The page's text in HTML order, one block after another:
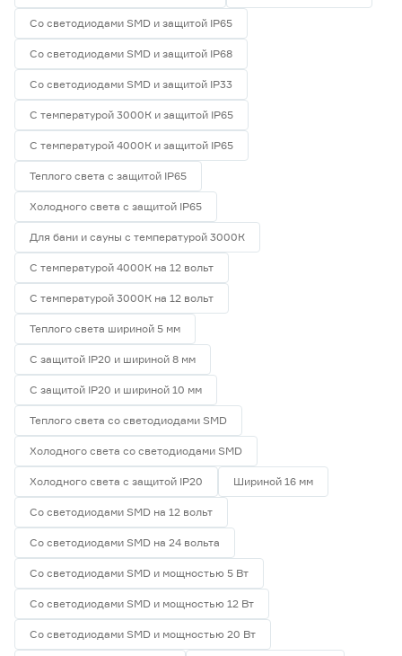
Гарантия
2 года
Со светодиодами SMD и защитой IP65
Со светодиодами SMD и защитой IP68
Со светодиодами SMD и защитой IP33
С температурой 3000К и защитой IP65
С температурой 4000К и защитой IP65
Теплого света с защитой IP65
Холодного света с защитой IP65
Для бани и сауны с температурой 3000К
С температурой 4000К на 12 вольт
С температурой 3000К на 12 вольт
Теплого света шириной 5 мм
С защитой IP20 и шириной 8 мм
С защитой IP20 и шириной 10 мм
Теплого света со светодиодами SMD
Холодного света со светодиодами SMD
Холодного света с защитой IP20 Шириной 16 мм
Со светодиодами SMD на 12 вольт
Со светодиодами SMD на 24 вольта
Со светодиодами SMD и мощностью 5 Вт
Со светодиодами SMD и мощностью 12 Вт
Со светодиодами SMD и мощностью 20 Вт